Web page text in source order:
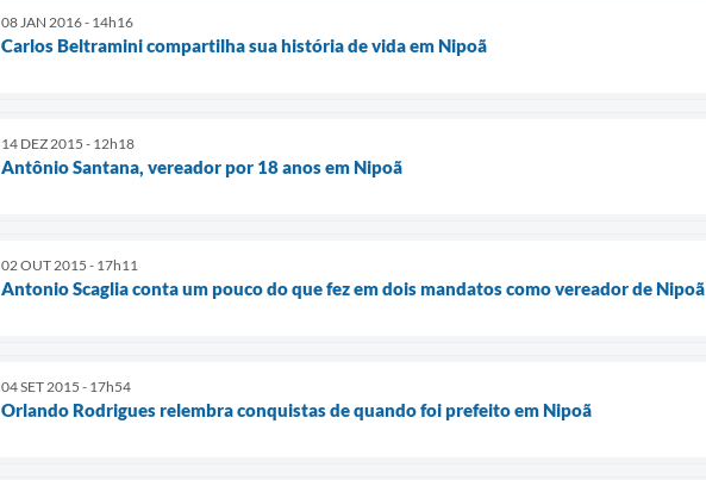
08 JAN 2016 - 14h16
Carlos Beltramini compartilha sua história de vida em Nipoã
14 DEZ 2015 - 12h18
Antônio Santana, vereador por 18 anos em Nipoã
02 OUT 2015 - 17h11
Antonio Scaglia conta um pouco do que fez em dois mandatos como vereador de Nipoã
04 SET 2015 - 17h54
Orlando Rodrigues relembra conquistas de quando foi prefeito em Nipoã